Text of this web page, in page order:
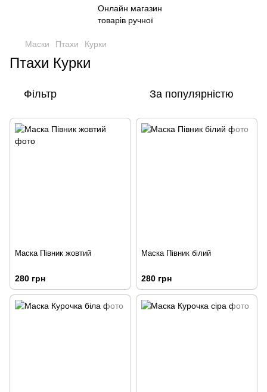
Маски Птахи Курки
Птахи Курки
Фільтр За популярністю
Маска Півник жовтий
280 грн
Маска Півник білий
280 грн